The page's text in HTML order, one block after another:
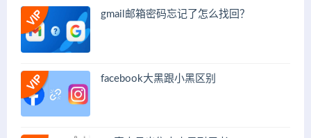
gmail邮箱密码忘记了怎么找回？
facebook大黑跟小黑区别